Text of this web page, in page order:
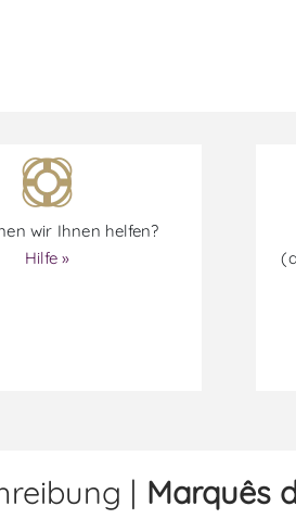
wir Ihnen helfen?
Hilfe »
| Marquês